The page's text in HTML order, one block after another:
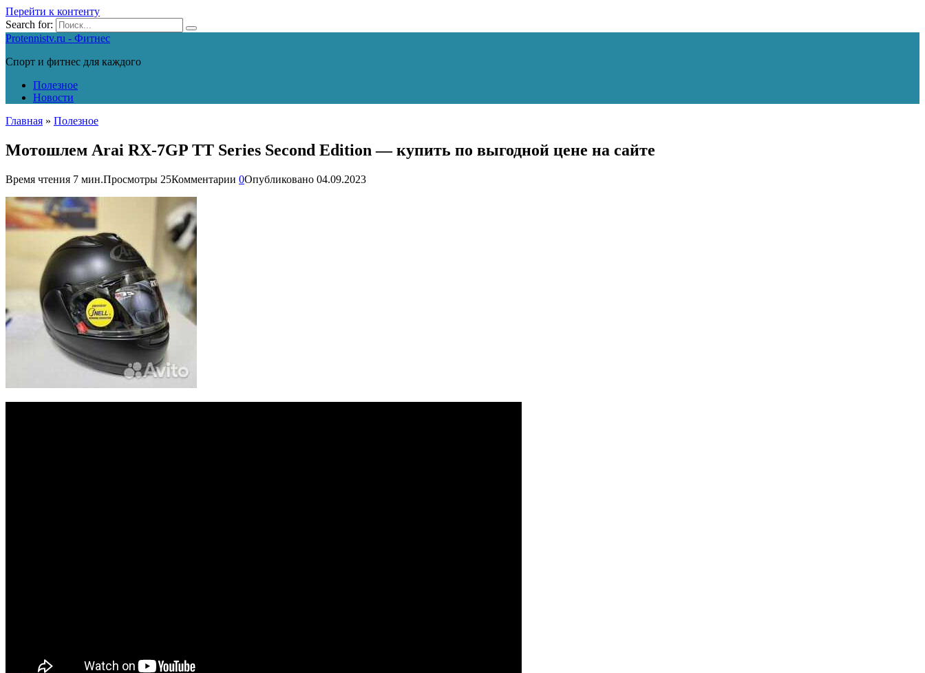
Перейти к контенту
Search for:
Protennistv.ru - Фитнес
Спорт и фитнес для каждого
Полезное
Новости
Главная » Полезное
Мотошлем Arai RX-7GP TT Series Second Edition — купить по выгодной цене на сайте
Время чтения 7 мин.Просмотры 25Комментарии 0Опубликовано 04.09.2023